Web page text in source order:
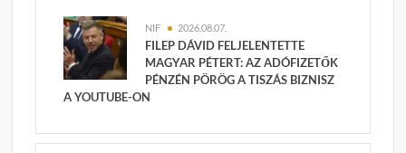
NIF 2026.08.07.
FILEP DÁVID FELJELENTETTE
MAGYAR PÉTERT: AZ ADÓFIZETŐK
PÉNZÉN PÖRÖG A TISZÁS BIZNISZ
A YOUTUBE-ON